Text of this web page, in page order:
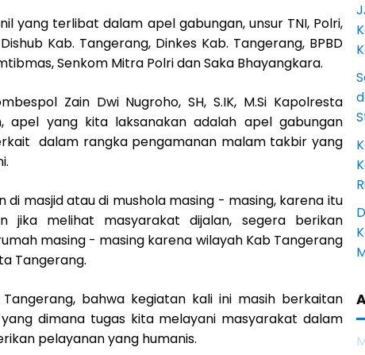
yang terlibat dalam apel gabungan, unsur TNI, Polri,
Kab. Tangerang, Dinkes Kab. Tangerang, BPBD
Senkom Mitra Polri dan Saka Bhayangkara.
Zain Dwi Nugroho, SH, S.IK, M.Si Kapolresta
apel yang kita laksanakan adalah apel gabungan
dalam rangka pengamanan malam takbir yang
di masjid atau di mushola masing - masing, karena itu
jika melihat masyarakat dijalan, segera berikan
masing - masing karena wilayah Kab Tangerang
Tangerang.
bahwa kegiatan kali ini masih berkaitan
dimana tugas kita melayani masyarakat dalam
pelayanan yang humanis.